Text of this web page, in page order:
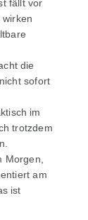
fällt vor
die
sofort
im
trotzdem
Morgen,
am
ist